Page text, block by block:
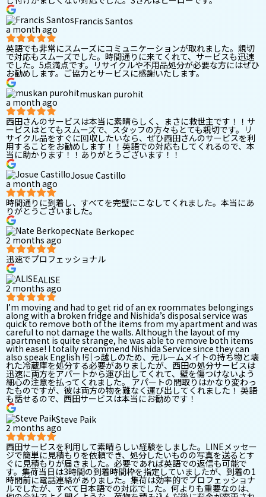
Francis Santos
a month ago
英語でも非常にスムーズにコミュニケーションが取れました。親切
で対応もスムーズでした。時間通りに来てくれて、サービスも迅速
でした。5点満点です。リサイクルや不用品処分が必要な方にはぜひ
お勧めします。ご協力とサービスに感謝いたします。
muskan purohit
a month ago
西田さんのサービスは本当に素晴らしく、まさに救世主です！！サ
ービスはとてもスムーズで、スタッフの方々もとても親切です。リ
サイクル品をすぐに回収したいなら、ぜひ西田さんのサービスを利
用することをお勧めします！！英語での対応もしてくれるので、本
当に助かります！！ありがとうございます！！
Josue Castillo
a month ago
時間通りに到着し、すべてを完璧にこなしてくれました。本当にあ
りがとうございました。
Nate Berkopec
2 months ago
迅速でプロフェッショナル
ALISE
2 months ago
I’m moving and had to get rid of an ex roommates belongings
along with a broken fridge and Nishida’s disposal service was
quick to remove both of the items from my apartment and was
careful to not damage the walls. Although the layout of my
apartment is quite strange, he was able to remove both items
with ease! I totally recommend Nishida Service since they can
also speak English !引っ越しのため、元ルームメイトの持ち物と壊
れた冷蔵庫を処分する必要がありましたが、西田の処分サービスは
迅速に両方をアパートから運び出してくれて、壁を傷つけないよう
細心の注意を払ってくれました。 アパートの間取りはかなり変わっ
たものですが、彼は両方の物を難なく運び出してくれました！ 英語
も話せるので、西田サービスは本当にお勧めです！
Steve Paik
2 months ago
西田サービスを利用して素晴らしい経験をしました。LINEメッセー
ジで簡単に見積もりを依頼でき、処分したいものの写真を送るとす
ぐに見積もりが届きました。必要であれば英語での返信も可能で
す。集荷当日は3時間の到着時間枠を指定していましたが、到着の1
時間前に電話連絡がありました。集荷は効率的でプロフェッショナ
ルでしたが、すべて日本語での対応でした。何よりも重要なのは、